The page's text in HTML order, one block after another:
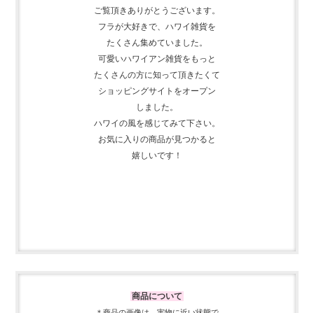
ご覧頂きありがとうございます。
フラが大好きで、 ハワイ雑貨を
たくさん集めていました。
可愛いハワイアン雑貨をもっと
たくさんの方に知って頂きたくて
ショッピングサイトをオープン
しました。
ハワイの風を感じてみて下さい。
お気に入りの商品が見つかると
嬉しいです！
商品について